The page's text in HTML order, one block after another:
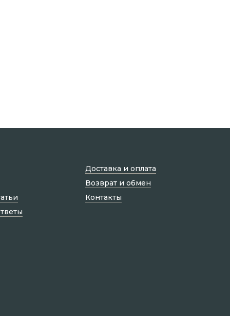
Доставка и оплата
Возврат и обмен
Контакты